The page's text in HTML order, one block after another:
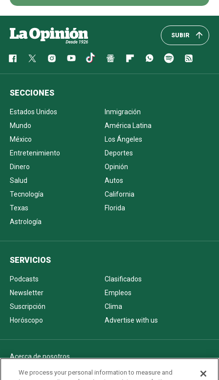
SUBIR
SECCIONES
Estados Unidos
Inmigración
Mundo
América Latina
México
Los Ángeles
Entretenimiento
Deportes
Dinero
Opinión
Salud
Autos
Tecnología
California
Texas
Florida
Astrología
SERVICIOS
Podcasts
Clasificados
Newsletter
Empleos
Suscripción
Clima
Horóscopo
Advertise with us
Acerca de nosotros
Politica de privacidad
We process your personal information to measure and